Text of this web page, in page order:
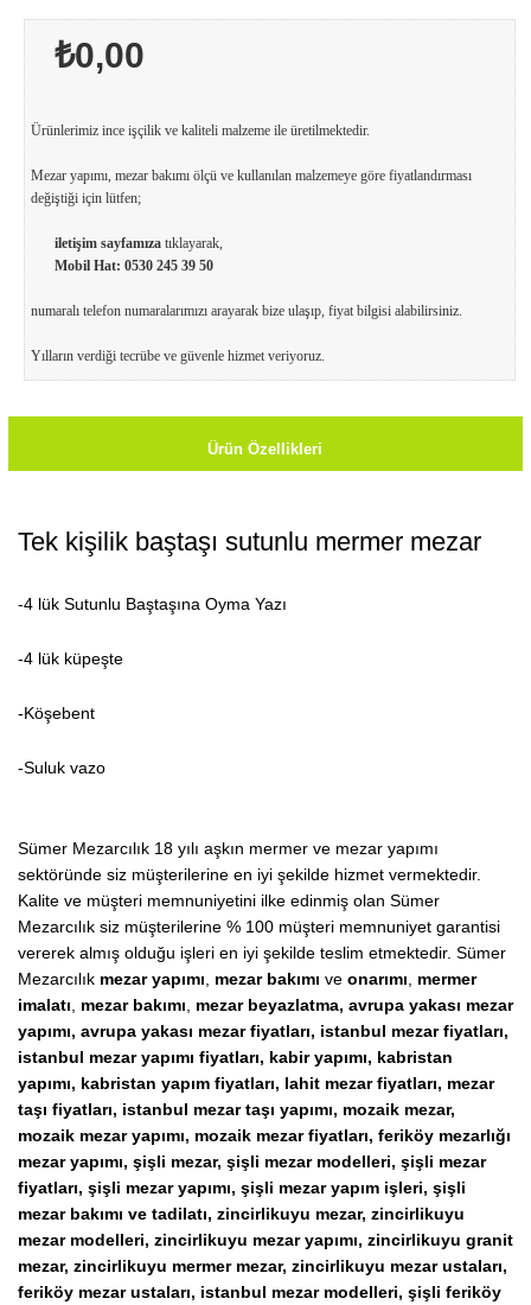
₺0,00
Ürünlerimiz ince işçilik ve kaliteli malzeme ile üretilmektedir.
Mezar yapımı, mezar bakımı ölçü ve kullanılan malzemeye göre fiyatlandırması
değiştiği için lütfen;
iletişim sayfamıza tıklayarak,
Mobil Hat:0530 245 39 50
numaralı telefon numaralarımızı arayarak bize ulaşıp, fiyat bilgisi alabilirsiniz.
Yılların verdiği tecrübe ve güvenle hizmet veriyoruz.
Ürün Özellikleri
Tek kişilik baştaşı sutunlu mermer mezar
-4 lük Sutunlu Baştaşına Oyma Yazı
-4 lük küpeşte
-Köşebent
-Suluk vazo
Sümer Mezarcılık 18 yılı aşkın mermer ve mezar yapımı
sektöründe siz müşterilerine en iyi şekilde hizmet vermektedir.
Kalite ve müşteri memnuniyetini ilke edinmiş olan Sümer
Mezarcılık siz müşterilerine % 100 müşteri memnuniyet garantisi
vererek almış olduğu işleri en iyi şekilde teslim etmektedir. Sümer
Mezarcılık mezar yapımı mezar bakımı ve onarımı
mermer
imalatı
mezar bakımı
mezar beyazlatma, avrupa yakası mezar
yapımı, avrupa yakası mezar fiyatları, istanbul mezar fiyatları,
istanbul mezar yapımı fiyatları, kabir yapımı, kabristan
yapımı, kabristan yapım fiyatları, lahit mezar fiyatları, mezar
taşı fiyatları, istanbul mezar taşı yapımı, mozaik mezar,
mozaik mezar yapımı, mozaik mezar fiyatları, feriköy mezarlığı
mezar yapımı, şişli mezar, şişli mezar modelleri, şişli mezar
fiyatları, şişli mezar yapımı, şişli mezar yapım işleri, şişli
mezar bakımı ve tadilatı, zincirlikuyu mezar, zincirlikuyu
mezar modelleri, zincirlikuyu mezar yapımı, zincirlikuyu granit
mezar, zincirlikuyu mermer mezar, zincirlikuyu mezar ustaları,
feriköy mezar ustaları, istanbul mezar modelleri, şişli feriköy